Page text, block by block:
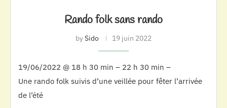
Rando folk sans rando
bySido 19 juin 2022
19/06/2022 @ 18 h 30 min – 22 h 30 min –
Une rando folk suivis d’une veillée pour fêter l’arrivée
de l’été